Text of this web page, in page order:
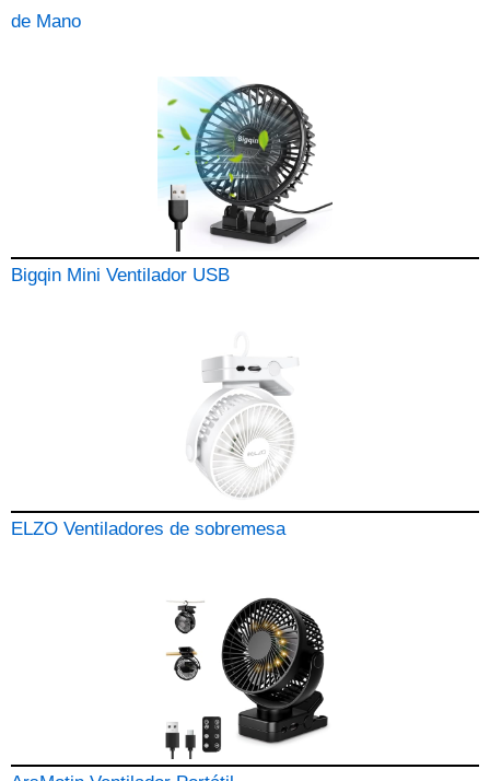
de Mano
Bigqin Mini Ventilador USB
ELZO Ventiladores de sobremesa